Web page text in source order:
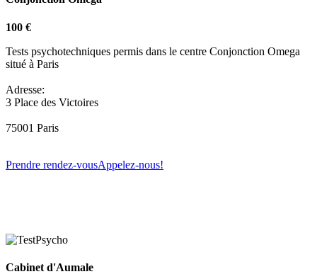
100 €
Tests psychotechniques permis dans le centre Conjonction Omega
situé à Paris
Adresse:
3 Place des Victoires
75001 Paris
Prendre rendez-vousAppelez-nous!
Cabinet d'Aumale